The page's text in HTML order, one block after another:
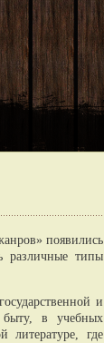
появились
различные типы
и
быту, в учебных
литературе, где